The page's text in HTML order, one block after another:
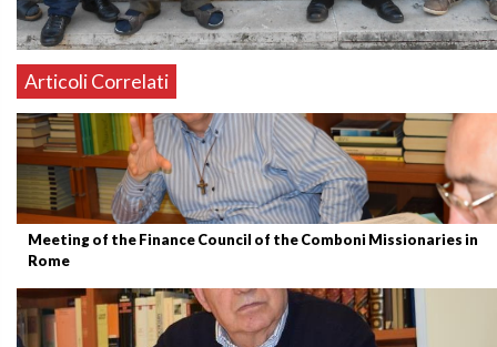
Articoli Correlati
Meeting of the Finance Council of the Comboni Missionaries in
Rome